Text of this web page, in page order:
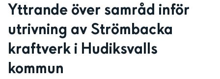
Yttrande över samråd inför
utrivning av Strömbacka
kraftverk i Hudiksvalls
kommun